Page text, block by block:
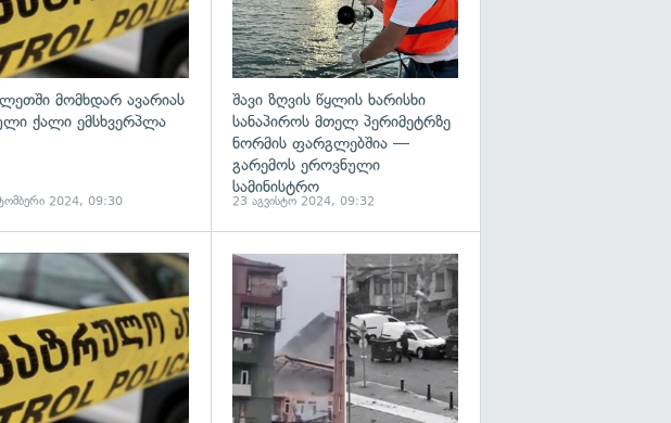
მომხდარ ავარიას
ქალი ემსხვერპლა
2024, 09:30
შავი ზღვის წყლის ხარისხი
სანაპიროს მთელ პერიმეტრზე
ნორმის ფარგლებშია —
გარემოს ეროვნული
სამინისტრო
23 აგვისტო 2024, 09:32
გადახედვა